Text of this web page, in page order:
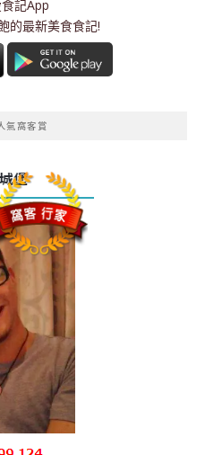
記App
的最新美食食記!
氣窩客賞